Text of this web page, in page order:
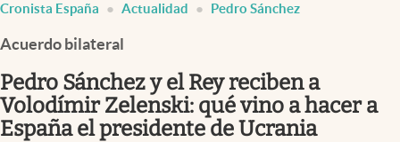
España
Cronista España Actualidad Pedro Sánchez
Acuerdo bilateral
Pedro Sánchez y el Rey reciben a
Volodímir Zelenski: qué vino a hacer a
España el presidente de Ucrania